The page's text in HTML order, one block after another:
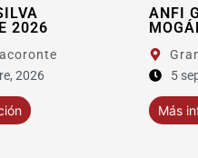
ANFI GRAN CANARIA
MOGÁN SWIMRUN
Gran Canaria,
Mogán
5 septiembre, 2026
Más información